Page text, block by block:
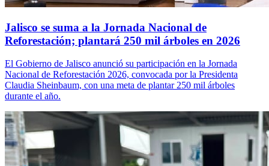
Jalisco se suma a la Jornada Nacional de
Reforestación; plantará 250 mil árboles en 2026
El Gobierno de Jalisco anunció su participación en la Jornada
Nacional de Reforestación 2026, convocada por la Presidenta
Claudia Sheinbaum, con una meta de plantar 250 mil árboles
durante el año.